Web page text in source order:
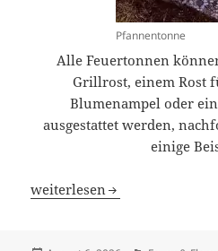
Pfannentonne
Alle Feuertonnen
Grillrost, einem Rost
Blumenampel oder
ausgestattet werden,
einige
Feuertonne mit Pfanne oder
weiterlesen